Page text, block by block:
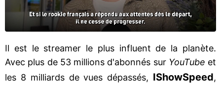
Il est le streamer le plus influent de la planète.
Avec plus de 53 millions d'abonnés sur YouTube et
les 8 milliards de vues dépassés, IShowSpeed,